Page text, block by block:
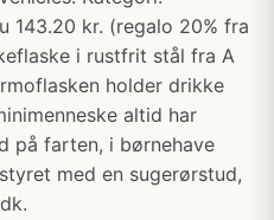
143.20 kr. (regalo 20% fra
i rustfrit stål fra A
holder drikke
altid har
på farten, i børnehave
med en sugerørstud,